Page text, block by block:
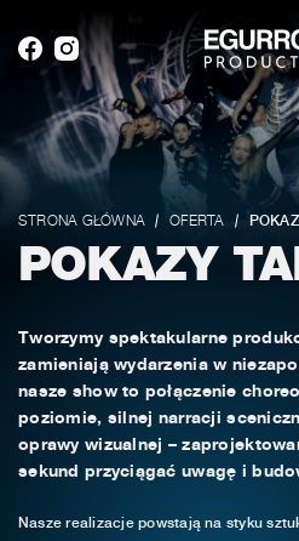
STRONA GŁÓWNA OFERTA
POKAZY
Tworzymy spektakularne
zamieniają wydarzenia w
nasze show to połączenie
poziomie, silnej narracji
oprawy wizualnej –
sekund przyciągać uwagę i
Nasze realizacje powstają na styku